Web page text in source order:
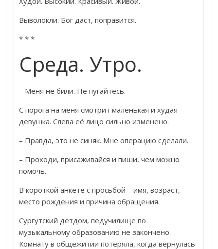
Выволокли. Бог даст, поправится.
* * *
Среда. Утро.
– Меня не били. Не пугайтесь.
С порога на меня смотрит маленькая и худая
девушка. Слева её лицо сильно изменено.
– Правда, это не синяк. Мне операцию сделали.
– Проходи, присаживайся и пиши, чем можно
помочь.
В короткой анкете с просьбой – имя, возраст,
место рождения и причина обращения.
Сургутский детдом, педучилище по
музыкальному образованию не закончено.
Комнату в общежитии потеряла, когда вернулась